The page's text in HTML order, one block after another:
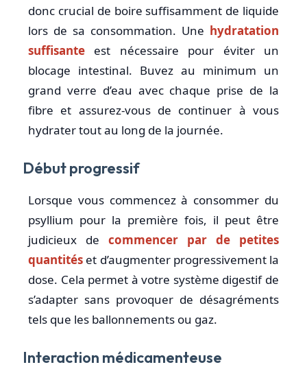
donc crucial de boire suffisamment de liquide
lors de sa consommation. Une hydratation
suffisante est nécessaire pour éviter un
blocage intestinal. Buvez au minimum un
grand verre d’eau avec chaque prise de la
fibre et assurez-vous de continuer à vous
hydrater tout au long de la journée.
Début progressif
Lorsque vous commencez à consommer du
psyllium pour la première fois, il peut être
judicieux de commencer par de petites
quantités et d’augmenter progressivement la
dose. Cela permet à votre système digestif de
s’adapter sans provoquer de désagréments
tels que les ballonnements ou gaz.
Interaction médicamenteuse